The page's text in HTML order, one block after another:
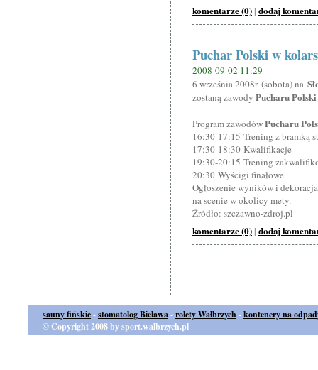
komentarze (0) | dodaj
Puchar Polski w
2008-09-02 11:29
6 września 2008r. (sobota) na
zostaną zawody Pucharu
Program zawodówPucharu
16:30-17:15 Trening z bramką
17:30-18:30 Kwalifikacje
19:30-20:15 Trening
20:30 Wyścigi finałowe
Ogłoszenie wyników i
na scenie w okolicy mety.
Źródło: szczawno-zdroj.pl
komentarze (0) | dodaj
sauny fińskie-stomatolog Bielawa-rolety Wałbrzych-kontenery na
© Copyright 2008 by sport.walbrzych.pl